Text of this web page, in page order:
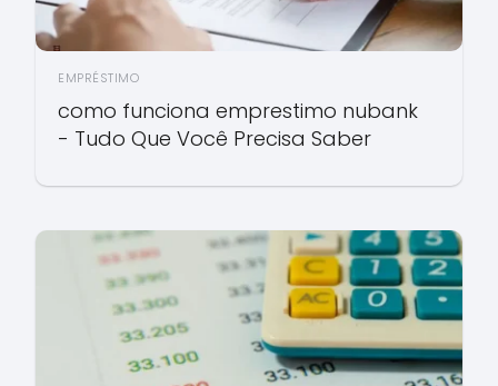
EMPRÉSTIMO
como funciona emprestimo nubank
- Tudo Que Você Precisa Saber